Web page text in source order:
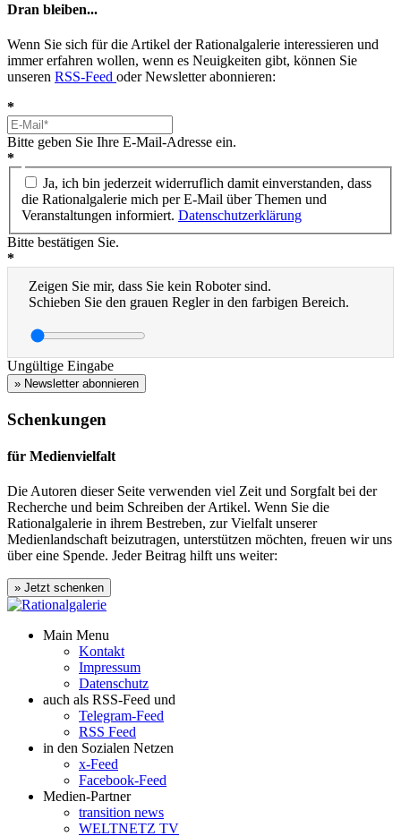
Dran bleiben...
Wenn Sie sich für die Artikel der Rationalgalerie interessieren und
immer erfahren wollen, wenn es Neuigkeiten gibt, können Sie
unseren RSS-Feed oder Newsletter abonnieren:
*
Bitte geben Sie Ihre E-Mail-Adresse ein.
*
Ja, ich bin jederzeit widerruflich damit einverstanden, dass
die Rationalgalerie mich per E-Mail über Themen und
Veranstaltungen informiert. Datenschutzerklärung
Bitte bestätigen Sie.
*
Zeigen Sie mir, dass Sie kein Roboter sind.
Schieben Sie den grauen Regler in den farbigen Bereich.
Ungültige Eingabe
» Newsletter abonnieren
Schenkungen
für Medienvielfalt
Die Autoren dieser Seite verwenden viel Zeit und Sorgfalt bei der
Recherche und beim Schreiben der Artikel. Wenn Sie die
Rationalgalerie in ihrem Bestreben, zur Vielfalt unserer
Medienlandschaft beizutragen, unterstützen möchten, freuen wir uns
über eine Spende. Jeder Beitrag hilft uns weiter:
Main Menu
Kontakt
Impressum
Datenschutz
auch als RSS-Feed und
Telegram-Feed
RSS Feed
in den Sozialen Netzen
x-Feed
Facebook-Feed
Medien-Partner
transition news
WELTNETZ TV